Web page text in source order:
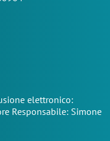
elettronico:
Responsabile: Simone